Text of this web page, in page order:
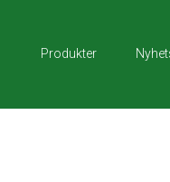
Produkter